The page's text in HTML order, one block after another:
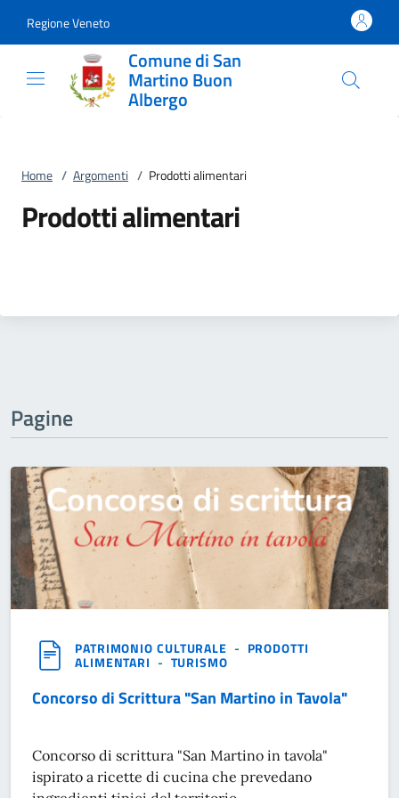
Regione Veneto
Comune di San
Martino Buon
Albergo
Home / Argomenti / Prodotti alimentari
Prodotti alimentari
Pagine
PATRIMONIO CULTURALE - PRODOTTI
ALIMENTARI - TURISMO
Concorso di Scrittura "San Martino in Tavola"
Concorso di scrittura "San Martino in tavola"
ispirato a ricette di cucina che prevedano